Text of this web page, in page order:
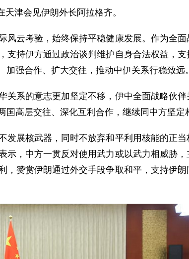
津会见伊朗外长阿拉格齐。
风云考验，始终保持平稳健康发展。作为全
持伊方通过政治谈判维护自身合法权益，
强合作、扩大交往，推动中伊关系行稳致远。
关系的意志更加坚定不移，伊中全面战略伙
高层交往、深化互利合作，继续同中方坚定
展核武器，同时不放弃和平利用核能的正
，中方一贯反对使用武力或以武力相威胁
赞赏伊朗通过外交手段争取和平，支持伊